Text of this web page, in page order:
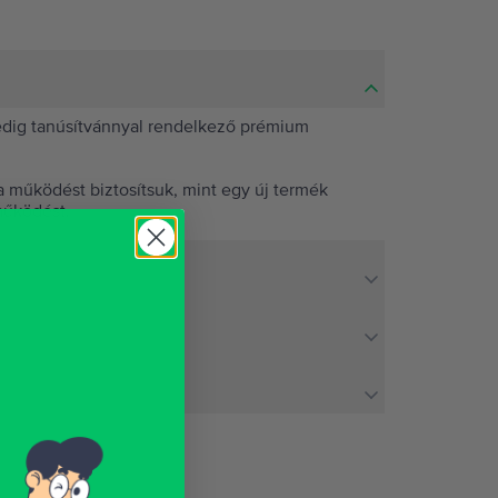
tanúsítvánnyal rendelkező prémium
biztosítsuk, mint egy új termék